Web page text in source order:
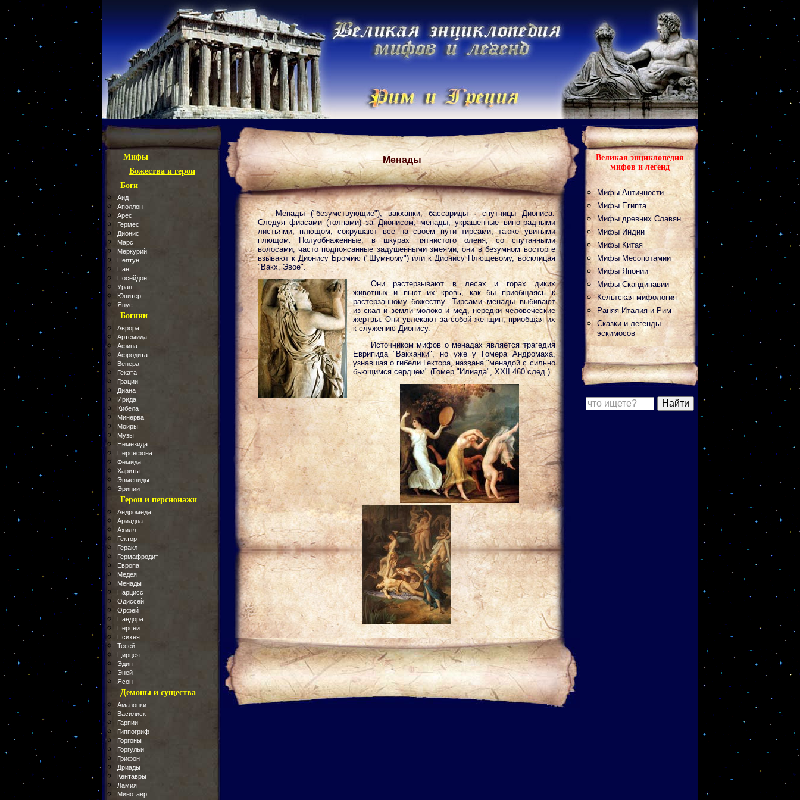
Мифы
Божества и герои
Боги
Аид
Аполлон
Арес
Гермес
Дионис
Марс
Меркурий
Нептун
Пан
Посейдон
Уран
Юпитер
Янус
Богини
Аврора
Артемида
Афина
Афродита
Венера
Геката
Грации
Диана
Ирида
Кибела
Минерва
Мойры
Музы
Немезида
Персефона
Фемида
Хариты
Эвмениды
Эринии
Герои и перснонажи
Андромеда
Ариадна
Ахилл
Гектор
Геракл
Гермафродит
Европа
Медея
Менады
Нарцисс
Одиссей
Орфей
Пандора
Персей
Психея
Тесей
Цирцея
Эдип
Эней
Ясон
Демоны и существа
Амазонки
Василиск
Гарпии
Гиппогриф
Горгоны
Горгульи
Грифон
Дриады
Кентавры
Ламия
Минотавр
Менады
Менады ("безумствующие"), вакханки, бассариды · спутницы Диониса.
Следуя фиасами (толпами) за Дионисом, менады, украшенные виноградными
листьями, плющом, сокрушают все на своем пути тирсами, также увитыми
плющом. Полуобнаженные, в шкурах пятнистого оленя, со спутанными
волосами, часто подпоясанные задушенными змеями, они в безумном восторге
взывают к Дионису Бромию ("Шумному") или к Дионису Плющевому, восклицая
"Вакх, Эвое".
Они растерзывают в лесах и горах диких
животных и пьют их кровь, как бы приобщаясь к
растерзанному божеству. Тирсами менады выбивают
из скал и земли молоко и мед, нередки человеческие
жертвы. Они увлекают за собой женщин, приобщая их
к служению Дионису.
Источником мифов о менадах является трагедия
Еврипида "Вакханки", но уже у Гомера Андромаха,
узнавшая о гибели Гектора, названа "менадой с сильно
бьющимся сердцем" (Гомер "Илиада", XXII 460 след.).
Великая энциклопедия
мифов и легенд
Мифы Античности
Мифы Египта
Мифы древних Славян
Мифы Индии
Мифы Китая
Мифы Месопотамии
Мифы Японии
Мифы Скандинавии
Кельтская мифология
Раняя Италия и Рим
Сказки и легенды
эскимосов